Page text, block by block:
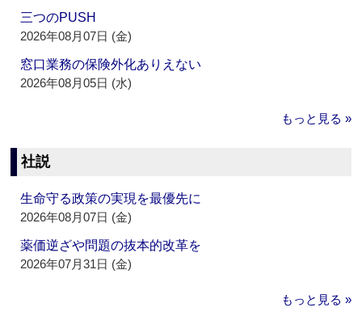
三つのPUSH
2026年08月07日 (金)
窓口業務の保険外化ありえない
2026年08月05日 (水)
もっと見る »
社説
生命守る政策の実現を最優先に
2026年08月07日 (金)
薬価逆ざや問題の抜本的改革を
2026年07月31日 (金)
もっと見る »